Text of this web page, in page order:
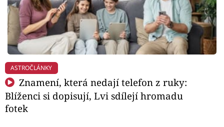
ASTROČLÁNKY
Znamení, která nedají telefon z ruky:
Blíženci si dopisují, Lvi sdílejí hromadu
fotek